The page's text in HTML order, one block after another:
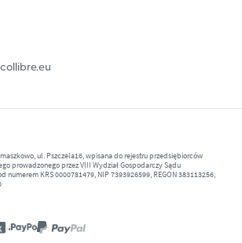
ul. Pszczela16, wpisana do rejestru przedsiębiorców
prowadzonego przez VIII Wydział Gospodarczy Sądu
numerem KRS 0000781479, NIP 7393926599, REGON 383113256,